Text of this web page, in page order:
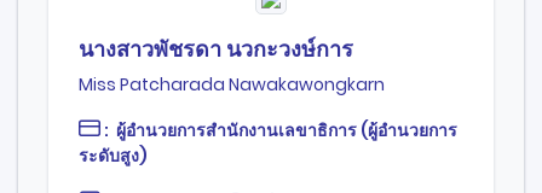
นางสาวพัชรดา นวกะวงษ์การ
Miss Patcharada Nawakawongkarn
: ผู้อำนวยการสำนักงานเลขาธิการ (ผู้อำนวยการ
ระดับสูง)